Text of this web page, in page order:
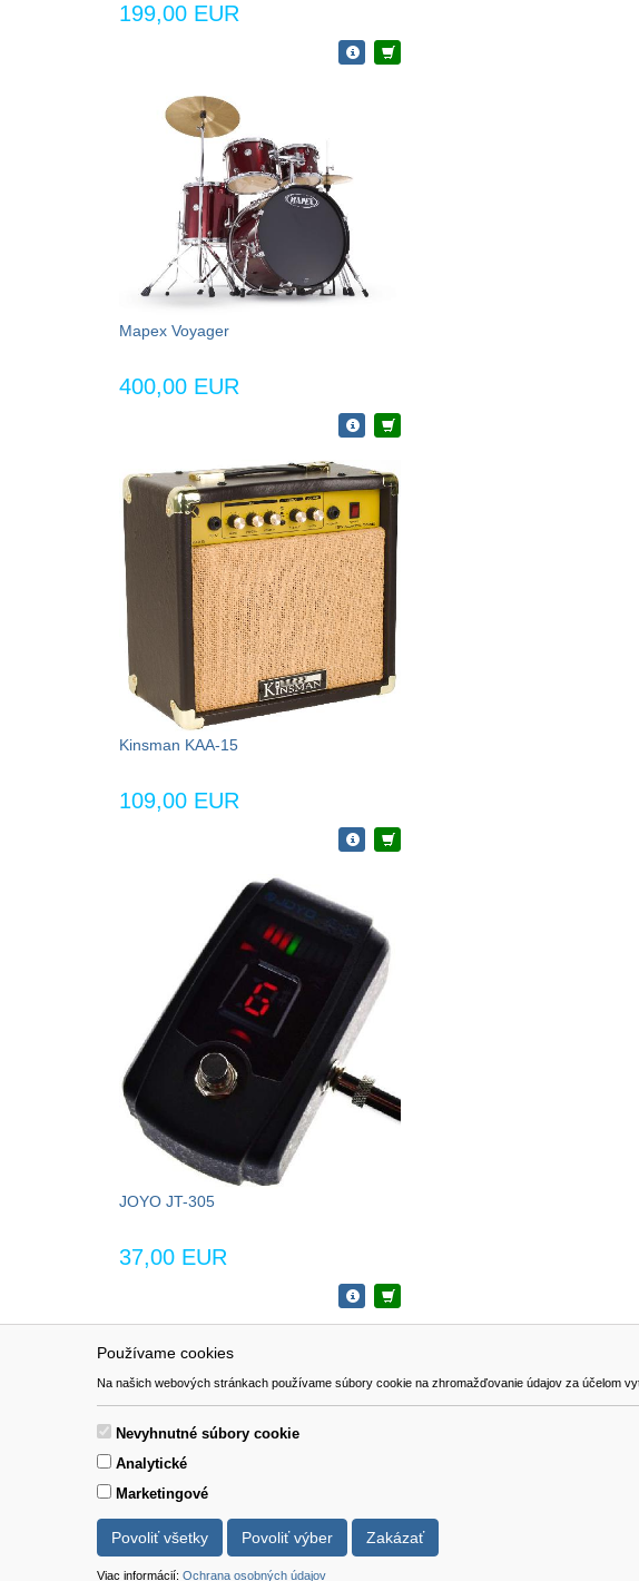
Používame cookies
Na našich webových stránkach používame súbory cookie na zhromažďovanie údajov za účelom
Nevyhnutné súbory cookie
Analytické
Marketingové
Povoliť všetky Povoliť výber Zakázať
Viac informácií: Ochrana osobných údajov
199,00 EUR
Mapex Voyager
400,00 EUR
Kinsman KAA-15
109,00 EUR
JOYO JT-305
37,00 EUR
Pomoc
Kontakt